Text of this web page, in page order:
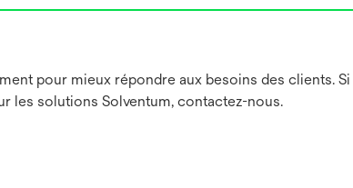
pour mieux répondre aux besoins des clients.
les solutions Solventum, contactez-nous.